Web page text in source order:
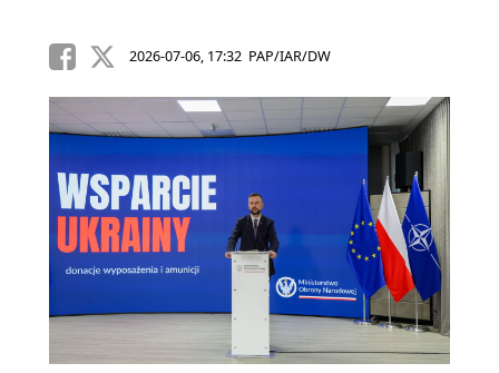
2026-07-06, 17:32 PAP/IAR/DW